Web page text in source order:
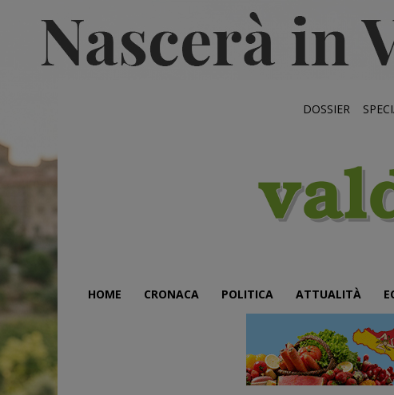
DOSSIER
HOME CRONACA POLITICA ATTUALITÀ